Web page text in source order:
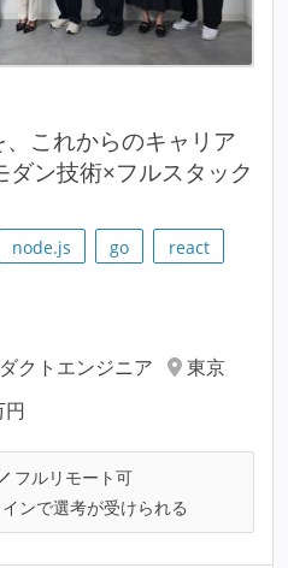
これからのキャリア
ン技術×フルスタック
node.js go
react
クトエンジニア
東京
円
フルリモート可
ンで選考が受けられる